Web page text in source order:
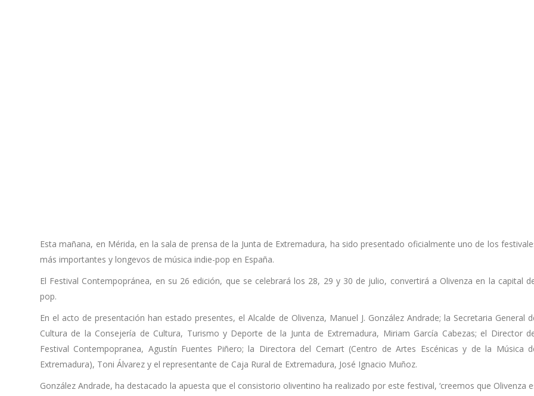
Esta mañana, en Mérida, en la sala de prensa de la Junta de Extremadura, ha sido presentado oficialmente uno de los
más importantes y longevos de música indie-pop en España.
El Festival Contempopránea, en su 26 edición, que se celebrará los 28, 29 y 30 de julio, convertirá a Olivenza en la capital
pop.
En el acto de presentación han estado presentes, el Alcalde de Olivenza, Manuel J. González Andrade; la Secretaria General
Cultura de la Consejería de Cultura, Turismo y Deporte de la Junta de Extremadura, Miriam García Cabezas; el Director
Festival Contempopranea, Agustín Fuentes Piñero; la Directora del Cemart (Centro de Artes Escénicas y de la Música
Extremadura), Toni Álvarez y el representante de Caja Rural de Extremadura, José Ignacio Muñoz.
González Andrade, ha destacado la apuesta que el consistorio oliventino ha realizado por este festival, ‘creemos que Olivenza